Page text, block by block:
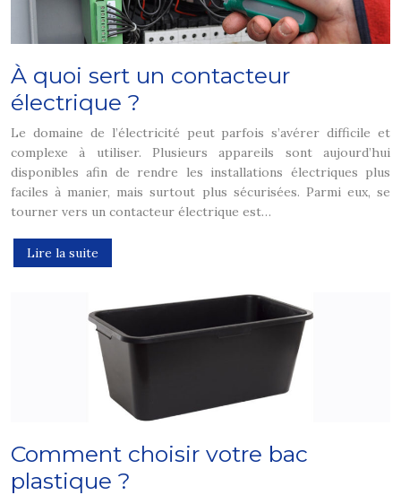
À quoi sert un contacteur
électrique ?
Le domaine de l’électricité peut parfois s’avérer difficile et
complexe à utiliser. Plusieurs appareils sont aujourd’hui
disponibles afin de rendre les installations électriques plus
faciles à manier, mais surtout plus sécurisées. Parmi eux, se
tourner vers un contacteur électrique est…
Lire la suite
Comment choisir votre bac
plastique ?